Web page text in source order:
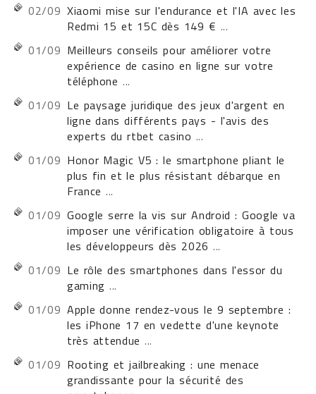
02/09 Xiaomi mise sur l'endurance et l'IA avec les
Redmi 15 et 15C dès 149 € ...
01/09 Meilleurs conseils pour améliorer votre
expérience de casino en ligne sur votre
téléphone ...
01/09 Le paysage juridique des jeux d'argent en
ligne dans différents pays - l'avis des
experts du rtbet casino ...
01/09 Honor Magic V5 : le smartphone pliant le
plus fin et le plus résistant débarque en
France ...
01/09 Google serre la vis sur Android : Google va
imposer une vérification obligatoire à tous
les développeurs dès 2026 ...
01/09 Le rôle des smartphones dans l'essor du
gaming ...
01/09 Apple donne rendez-vous le 9 septembre :
les iPhone 17 en vedette d'une keynote
très attendue ...
01/09 Rooting et jailbreaking : une menace
grandissante pour la sécurité des